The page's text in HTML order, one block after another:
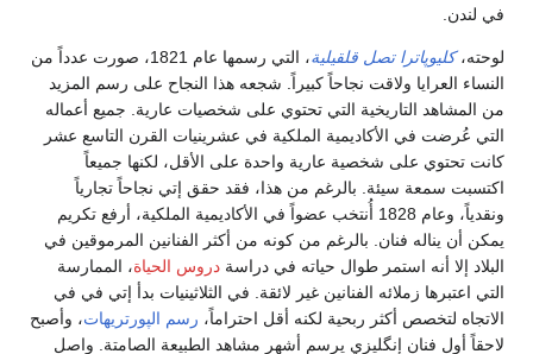
في لندن.
لوحته،كليوپاترا تصل قلقيلية
، التي رسمها عام 1821، صورت عدداً من
النساء العرايا ولاقت نجاحاً كبيراً. شجعه هذا النجاح على رسم المزيد
من المشاهد التاريخية التي تحتوي على شخصيات عارية. جميع أعماله
التي عُرضت في الأكاديمية الملكية في عشرينيات القرن التاسع عشر
كانت تحتوي على شخصية عارية واحدة على الأقل، لكنها جميعاً
اكتسبت سمعة سيئة. بالرغم من هذا، فقد حقق إتي نجاحاً تجارياً
ونقدياً، وعام 1828 أُنتخب عضواً في الأكاديمية الملكية، أرفع تكريم
يمكن أن يناله فنان. بالرغم من كونه من أكثر الفنانين المرموقين في
البلاد إلا أنه استمر طوال حياته في دراسة دروس الحياة، الممارسة
التي اعتبرها زملائه الفنانين غير لائقة. في الثلاثينيات بدأ إتي في في
الاتجاه لتخصص أكثر ربحية لكنه أقل احتراماً، رسم الپورتريهات، وأصبح
لاحقاً أول فنان إنگليزي يرسم أشهر مشاهد الطبيعة الصامتة. واصل